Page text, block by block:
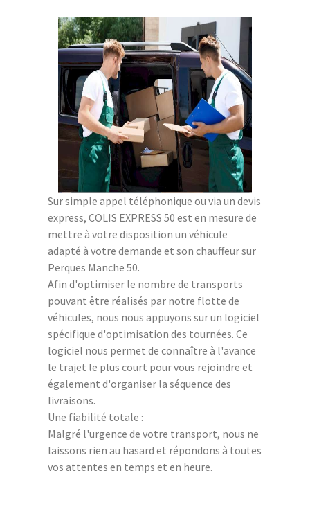
Sur simple appel téléphonique ou via un devis
express, COLIS EXPRESS 50 est en mesure de
mettre à votre disposition un véhicule
adapté à votre demande et son chauffeur sur
Perques Manche 50.
Afin d'optimiser le nombre de transports
pouvant être réalisés par notre flotte de
véhicules, nous nous appuyons sur un logiciel
spécifique d'optimisation des tournées. Ce
logiciel nous permet de connaître à l'avance
le trajet le plus court pour vous rejoindre et
également d'organiser la séquence des
livraisons.
Une fiabilité totale :
Malgré l'urgence de votre transport, nous ne
laissons rien au hasard et répondons à toutes
vos attentes en temps et en heure.